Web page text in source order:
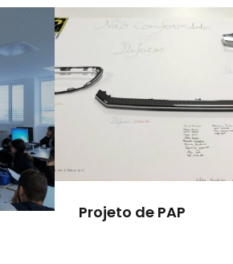
Projeto de PAP